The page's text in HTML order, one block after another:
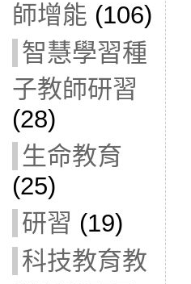
師增能 (106)
智慧學習種
子教師研習
(28)
生命教育
(25)
研習 (19)
科技教育教